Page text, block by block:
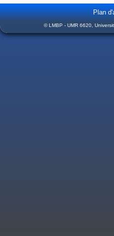
Plan
© LMBP - UMR 6620,